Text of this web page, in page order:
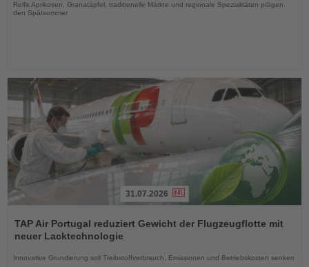
Reife Aprikosen, Granatäpfel, traditionelle Märkte und regionale Spezialitäten prägen
den Spätsommer
Sie
die
31.07.2026
TAP Air Portugal reduziert Gewicht der Flugzeugflotte mit
neuer Lacktechnologie
Innovative Grundierung soll Treibstoffverbrauch, Emissionen und Betriebskosten senken